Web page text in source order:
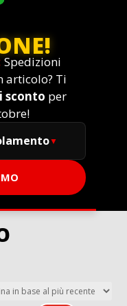
Spedizioni
articolo? Ti
sconto per
base